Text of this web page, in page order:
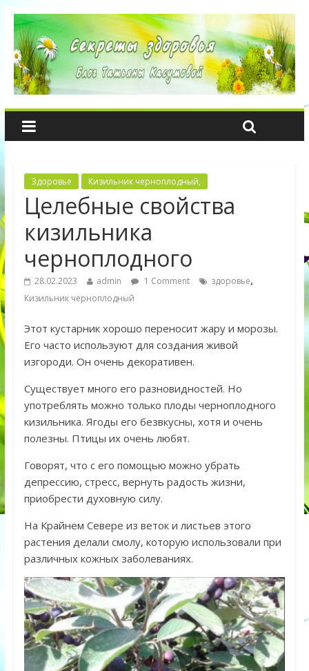
Здоровье Кизильник черноплодный,
Целебные свойства
кизильника
черноплодного
28.02.2023 admin 1 Comment здоровье,
Кизильник черноплодный
Этот кустарник хорошо переносит жару и морозы.
Его часто используют для создания живой
изгороди. Он очень декоративен.
Существует много его разновидностей. Но
употреблять можно только плоды черноплодного
кизильника. Ягоды его безвкусны, хотя и очень
полезны. Птицы их очень любят.
Говорят, что с его помощью можно убрать
депрессию, стресс, вернуть радость жизни,
приобрести духовную силу.
На Крайнем Севере из веток и листьев этого
растения делали смолу, которую использовали при
различных кожных заболеваниях.